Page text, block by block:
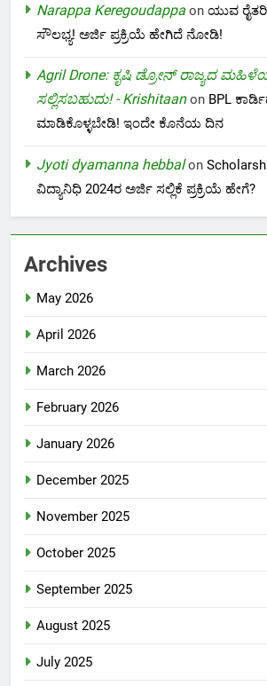
Narappa Keregoudappa on ಯುವ
ಸೌಲಭ್ಯ! ಅರ್ಜಿ ಪ್ರಕ್ರಿಯೆ ಹೇಗಿದೆ ನೋಡಿ!
Agril Drone: ಕೃಷಿ ಡ್ರೋನ್ ರಾಜ್ಯದ
ಸಲ್ಲಿಸಬಹುದು! - Krishitaanon BPL
ಮಾಡಿಕೊಳ್ಳಬೇಡಿ! ಇಂದೇ ಕೊನೆಯ ದಿನ
Jyoti dyamanna hebbalon
ವಿದ್ಯಾನಿಧಿ 2024ರ ಅರ್ಜಿ ಸಲ್ಲಿಕೆ ಪ್ರಕ್ರಿಯೆ ಹೇಗೆ?
Archives
May 2026
April 2026
March 2026
February 2026
January 2026
December 2025
November 2025
October 2025
September 2025
August 2025
July 2025